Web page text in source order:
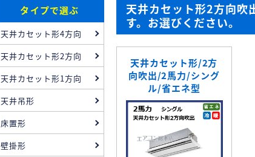
天井カセット形2方向吹
す。お選びください。
天井カセット形/2方
向吹出/2馬力/シング
ル/省エネ型
タイプで選ぶ
天井カセット形4方向
天井カセット形2方向
天井カセット形1方向
天井吊形
床置形
壁掛形